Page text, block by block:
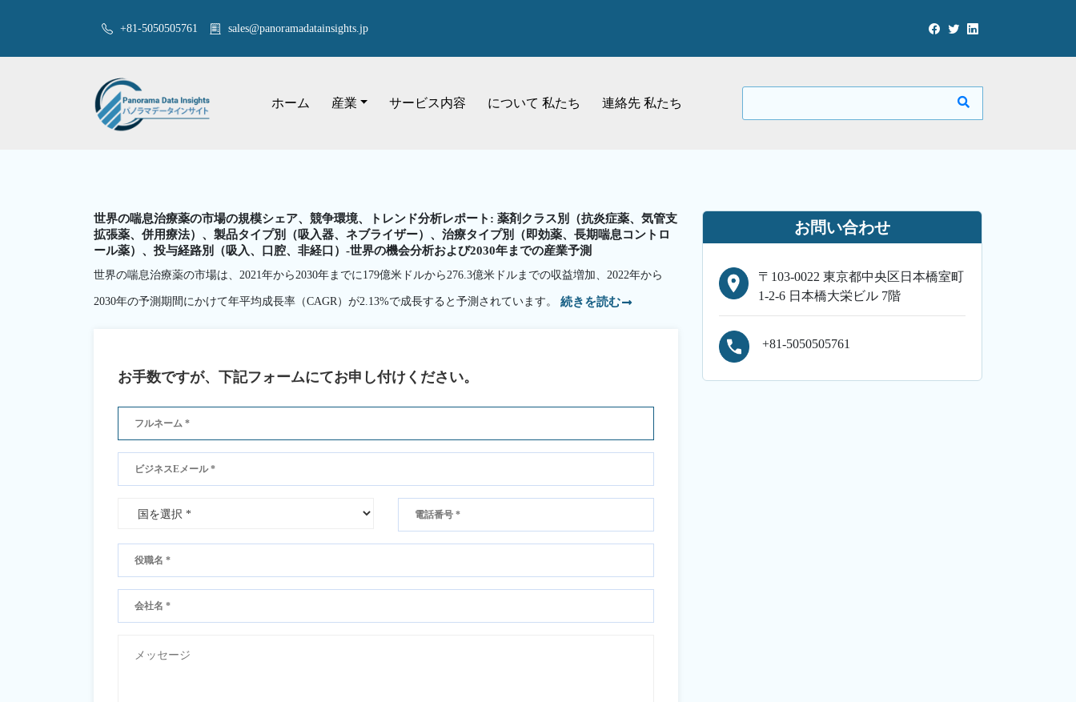
+81-5050505761 sales@panoramadatainsights.jp
ホーム 産業 サービス内容 について 私たち 連絡先 私たち
世界の喘息治療薬の市場の規模シェア、競争環境、トレンド分析レポート: 薬剤クラス別（抗炎症薬、気管支
拡張薬、併用療法）、製品タイプ別（吸入器、ネブライザー）、治療タイプ別（即効薬、長期喘息コントロ
ール薬）、投与経路別（吸入、口腔、非経口）-世界の機会分析および2030年までの産業予測
世界の喘息治療薬の市場は、2021年から2030年までに179億米ドルから276.3億米ドルまでの収益増加、2022年から
2030年の予測期間にかけて年平均成長率（CAGR）が2.13%で成長すると予測されています。 続きを読む
お手数ですが、下記フォームにてお申し付けください。
お問い合わせ
〒103-0022 東京都中央区日本橋室町
1-2-6 日本橋大栄ビル 7階
+81-5050505761